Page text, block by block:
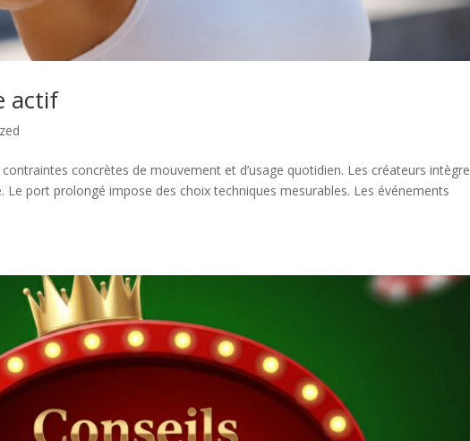
actif
concrètes de mouvement et d’usage quotidien. Les créateurs
Le port prolongé impose des choix techniques mesurables. Les événements